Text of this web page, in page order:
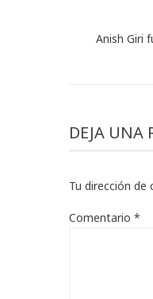
Anish Giri
DEJA UNA
Tu dirección de
Comentario *